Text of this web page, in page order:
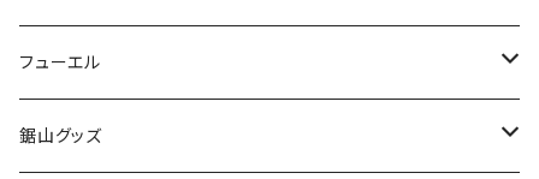
ROUTE700～799号線
ROUTE 600～699号線
ROUTE 700～799号線
ROUTE 600～699号線
ROUTE 700～799号線
茨城県
栃木県
撮影禁止
ホテルキーホルダー
たばこ・禁煙ステッカー
フューエル
ステッカー
鋸山グッズ